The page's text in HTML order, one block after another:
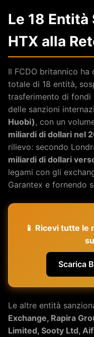
Le 18 Entità
HTX alla
Il FCDO britannico ha
totale di 18 entità,
trasferimento di fondi
delle sanzioni
Huobi), con un
miliardi di dollari nel
rilievo: secondo
miliardi di dollari
legami con gli
Garantex e fornendo
📱 Ricevi tutte
Scarica
Le altre entità
Exchange, Rapira
Limited, Sooty Ltd,